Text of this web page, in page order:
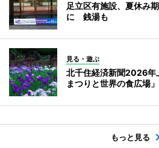
足立区有施設、夏休み
に 銭湯も
見る・遊ぶ
北千住経済新聞2026年
まつりと世界の食広場
もっと見る